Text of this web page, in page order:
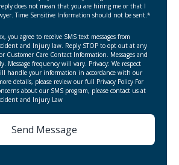
does not mean that you are hiring me or that I
Time Sensitive Information should not be sent.*
you agree to receive SMS text messages from
and Injury law. Reply STOP to opt out at any
Customer Care Contact Information. Messages and
Message frequency will vary. Privacy: We respect
handle your information in accordance with our
details, please review our full Privacy Policy For
about our SMS program, please contact us at
and Injury Law